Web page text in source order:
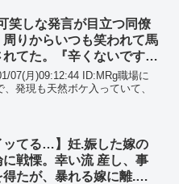
笑しな発言が目立つ同僚
周りからいつも笑われて馬
れてた。『辛くないです
と聞いてみた結果…
07(月)09:12:44 ID:MRg職場に
発現も天然ボケ入っていて、
ッてる…】妊.娠した嫁の
に戦慄。幸い流 産し、事
得たが、暴れる嫁に離.婚